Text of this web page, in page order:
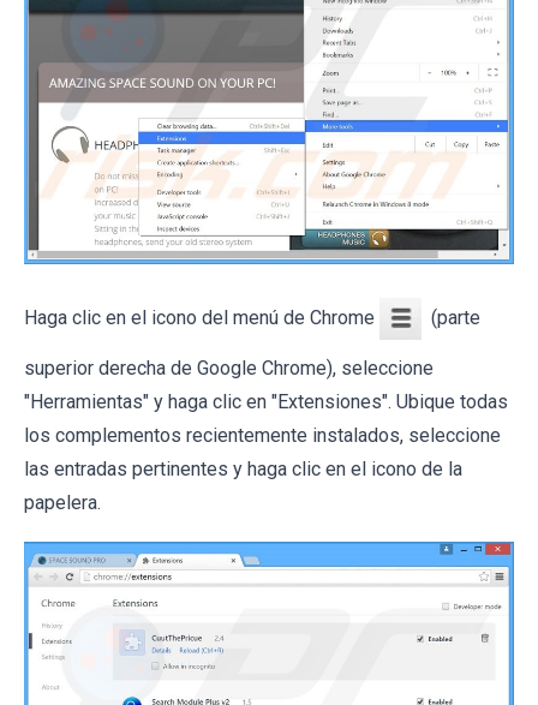
Haga clic en el icono del menú de Chrome (parte
superior derecha de Google Chrome), seleccione
"Herramientas" y haga clic en "Extensiones". Ubique todas
los complementos recientemente instalados, seleccione
las entradas pertinentes y haga clic en el icono de la
papelera.